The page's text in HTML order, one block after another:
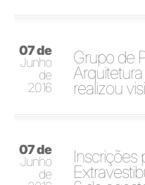
07 de
Junho
de
2016
Grupo de
realizou
07 de
Junho
de
Inscrições